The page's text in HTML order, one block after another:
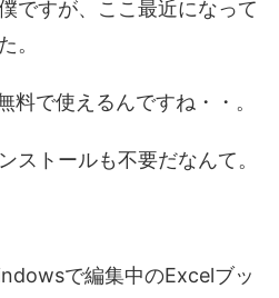
ですが、ここ最近になって
。
で使えるんですね・・。
ストールも不要だなんて。
で編集中のExcelブッ